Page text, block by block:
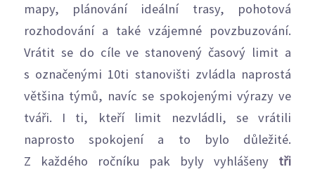
mapy, plánování ideální trasy, pohotová
rozhodování a také vzájemné povzbuzování.
Vrátit se do cíle ve stanovený časový limit a
s označenými 10ti stanovišti zvládla naprostá
většina týmů, navíc se spokojenými výrazy ve
tváři. I ti, kteří limit nezvládli, se vrátili
naprosto spokojení a to bylo důležité.
Z každého ročníku pak byly vyhlášeny tři